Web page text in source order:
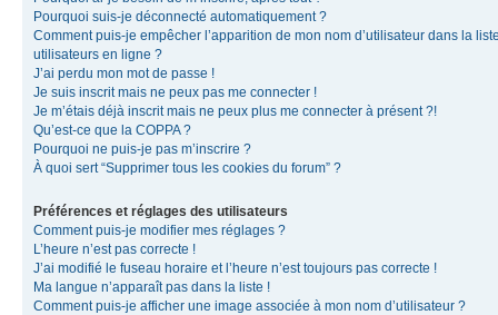
Pourquoi suis-je déconnecté automatiquement ?
Comment puis-je empêcher l’apparition de mon nom d’utilisateur dans la
utilisateurs en ligne ?
J’ai perdu mon mot de passe !
Je suis inscrit mais ne peux pas me connecter !
Je m’étais déjà inscrit mais ne peux plus me connecter à présent ?!
Qu’est-ce que la COPPA ?
Pourquoi ne puis-je pas m’inscrire ?
À quoi sert “Supprimer tous les cookies du forum” ?
Préférences et réglages des utilisateurs
Comment puis-je modifier mes réglages ?
L’heure n’est pas correcte !
J’ai modifié le fuseau horaire et l’heure n’est toujours pas correcte !
Ma langue n’apparaît pas dans la liste !
Comment puis-je afficher une image associée à mon nom d’utilisateur ?